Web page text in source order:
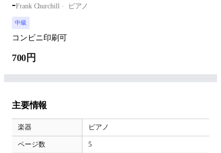
-Frank Churchill ピアノ
中級
コンビニ印刷可
700円
主要情報
楽器 ピアノ
ページ数 5